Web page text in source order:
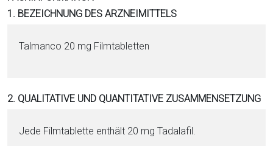
P
1. BEZEICHNUNG DES ARZNEIMITTELS
Talmanco 20 mg Film­ta­blet­ten
2. QUALITATIVE UND QUANTITATIVE ZUSAMMENSETZUNG
Jede Film­ta­blet­te enthält 20 mg Ta­da­la­fil.